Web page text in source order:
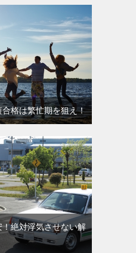
格は繁忙期を狙え！
絶対浮気させない解